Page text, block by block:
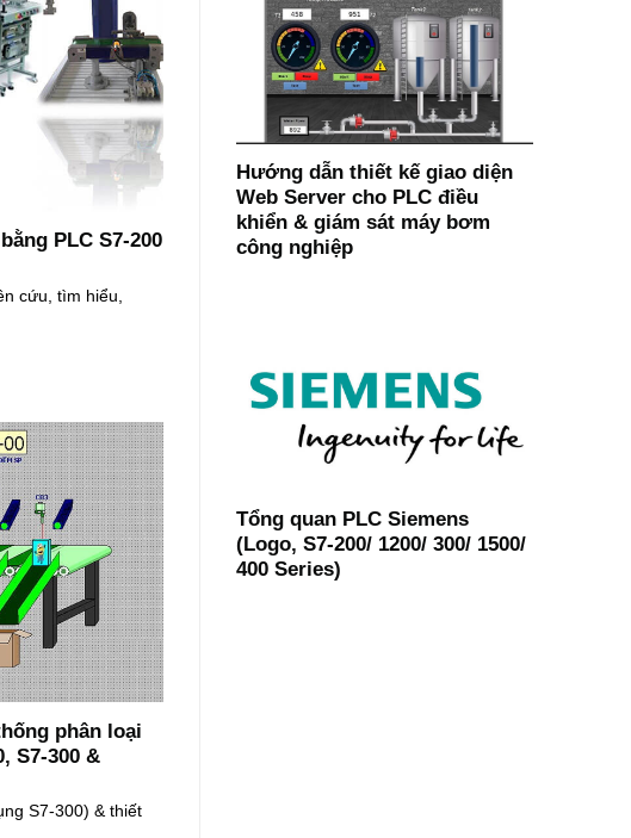
PLC S7-200
cứu, tìm hiểu,
phân loại
S7-300 &
S7-300) & thiết
Hướng dẫn thiết kế giao diện
Web Server cho PLC điều
khiển & giám sát máy bơm
công nghiệp
Tổng quan PLC Siemens
(Logo, S7-200/ 1200/ 300/ 1500/
400 Series)